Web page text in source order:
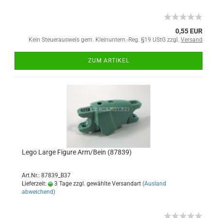
0,55 EUR
Kein Steuerausweis gem. Kleinuntern.-Reg. §19 UStG zzgl. Versand
ZUM ARTIKEL
Lego Large Figure Arm/Bein (87839)
Art.Nr.: 87839_B37
Lieferzeit:
3 Tage zzgl. gewählte Versandart (Ausland
abweichend)